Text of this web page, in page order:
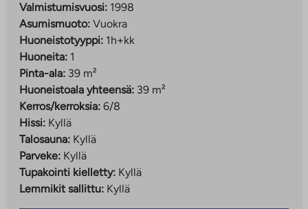
Valmistumisvuosi: 1998
Asumismuoto: Vuokra
Huoneistotyyppi: 1h+kk
Huoneita: 1
Pinta-ala: 39 m²
Huoneistoala yhteensä: 39 m²
Kerros/kerroksia: 6/8
Hissi: Kyllä
Talosauna: Kyllä
Parveke: Kyllä
Tupakointi kielletty: Kyllä
Lemmikit sallittu: Kyllä